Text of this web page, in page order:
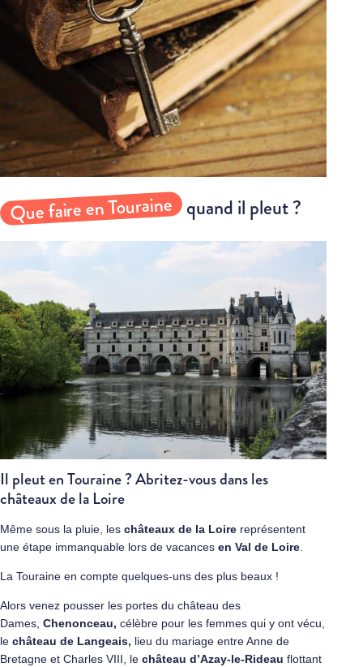
Que faire en Touraine quand il pleut ?
Il pleut en Touraine ? Abritez-vous dans les
châteaux de la Loire
Même sous la pluie, les châteaux de la Loire représentent
une étape immanquable lors de vacances en Val de Loire
La Touraine en compte quelques-uns des plus beaux !
Alors venez pousser les portes du château des
Dames, Chenonceau, célèbre pour les femmes qui y ont vécu,
le château de Langeais, lieu du mariage entre Anne de
Bretagne et Charles VIII, le château d’Azay-le-Rideau flottant